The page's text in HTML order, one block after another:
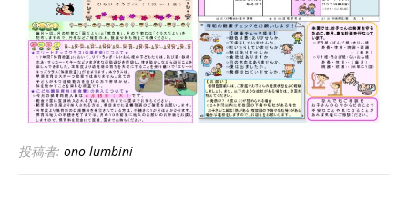
投稿者: ono-lumbini